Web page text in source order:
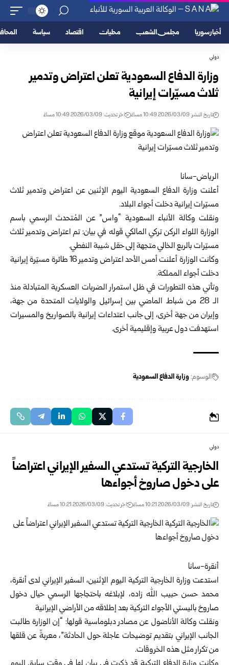
أخبار سوريا مجلس الشعب محليات اقتصاد سياسة
دولي
وزارة الدفاع السعودية تعلن اعتراض وتدمير
ثلاث مسيّرات إيرانية
تاريخ النشر: 2026/03/09 10:49 مساءً اخر تحديث: 2026/03/09 10:49 مساءً
الرياض-سانا
أعلنت وزارة الدفاع السعودية اليوم الإثنين عن اعتراض وتدمير ثلاث
مسيّرات إيرانية دخلت أجواء البلاد.
ونقلت وكالة الأنباء السعودية “واس” عن المُتحدث الرسمي باسم
الوزارة اللواء الركن تركي المالكي قوله في بيان: تم اعتراض وتدمير ثلاث
مسيّرات بالربع الخالي متجهة إلى حقل شيبة النفطي.
وكانت الوزارة أعلنت أمس الأحد اعتراض وتدمير 16 طائرة مسيّرة إيرانية
دخلت أجواء المملكة.
وتأتي هذه التطورات في ظل استمرار الضربات العسكرية المتبادلة منذ
الـ 28 من شباط الماضي بين إسرائيل والولايات المتحدة من جهة،
وإيران من جهة أخرى، إلى جانب اعتداءات إيرانية بالصواريخ والمسيرات
استهدفت دول عربية وإقليمية أخرى.
الوسوم:وزارة الدفاع السعودية
دولي
الخارجية التركية تستدعي السفير الإيراني اعتراضاً
على دخول صاروخ أجواءها
تاريخ النشر: 2026/03/09 10:21 مساءً اخر تحديث: 2026/03/09 10:21 مساءً
أنقرة-سانا
استدعت وزارة الخارجية التركية اليوم الإثنين، السفير الإيراني لدى أنقرة،
محمد حسن حبيب الله زاده، لإبلاغه باحتجاجها الرسمي حيال دخول
صاروخ باليستي الأجواء التركية بعد إطلاقه من الأراضي الإيرانية
ونقلت وكالة الأناضول عن مصادر دبلوماسية قولها: “إن الوزارة طالبت
الجانب الإيراني بتقديم توضيحات عاجلة حول الحادثة”، معربةً عن قلقها
من تكرار مثل هذه الخروقات.